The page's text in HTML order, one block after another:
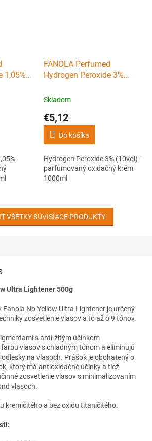
1,05%
FANOLA Perfumed
Hydrogen Peroxide 3%
oxidačný krém 1000ml
Skladom
€5,12
Do košíka
Hydrogen Peroxide 3% (10vol) -
parfumovaný oxidačný krém
1000ml
VŠETKY SÚVISIACE PRODUKTY
Ultra Lightener 500g
No Yellow Ultra Lightener je určený
zosvetlenie vlasov a to až o 9 tónov.
s anti-žltým účinkom
vlasov s chladným tónom a eliminujú
na vlasoch. Prášok je obohatený o
ktorý má antioxidačné účinky a tiež
zosvetlenie vlasov s minimalizovaním
vlasoch.
kremičitého a bez oxidu titaničitého.